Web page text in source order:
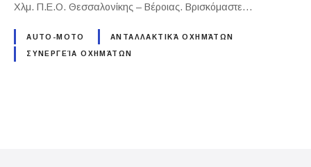
Χλμ. Π.Ε.Ο. Θεσσαλονίκης – Βέροιας. Βρισκόμαστε…
AUTO-MOTO ΑΝΤΑΛΛΑΚΤΙΚΆ ΟΧΗΜΆΤΩΝ
ΣΥΝΕΡΓΕΊΑ ΟΧΗΜΆΤΩΝ